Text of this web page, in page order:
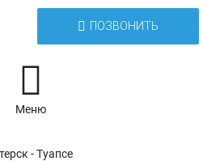
ПОЗВОНИТЬ
Меню
- Туапсе